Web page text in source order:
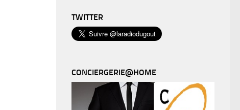
TWITTER
CONCIERGERIE@HOME